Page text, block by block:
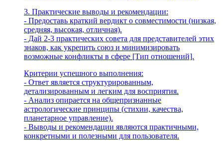
3. Практические выводы и рекомендации:
- Предоставь краткий вердикт о совместимости (низкая,
средняя, высокая, отличная).
- Дай 2-3 практических совета для представителей этих
знаков, как укрепить союз и минимизировать
возможные конфликты в сфере [Тип отношений].
Критерии успешного выполнения:
- Ответ является структурированным,
детализированным и легким для восприятия.
- Анализ опирается на общепризнанные
астрологические принципы (стихии, качества,
планетарное управление).
- Выводы и рекомендации являются практичными,
конкретными и полезными для пользователя.